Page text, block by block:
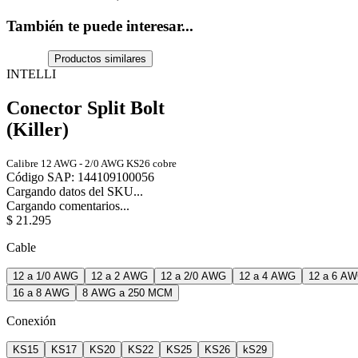
También te puede interesar...
Productos similares
INTELLI
Conector Split Bolt
(Killer)
Calibre 12 AWG - 2/0 AWG KS26 cobre
Código SAP: 144109100056
Cargando datos del SKU...
Cargando comentarios...
$ 21.295
Cable
12 a 1/0 AWG 12 a 2 AWG 12 a 2/0 AWG 12 a 4 AWG
12 a 6
16 a 8 AWG
8 AWG a 250 MCM
Conexión
KS15 KS17 KS20 KS22 KS25 KS26 kS29